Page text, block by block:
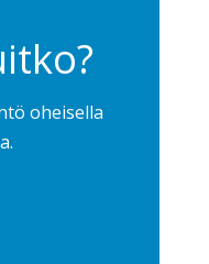
oheisella